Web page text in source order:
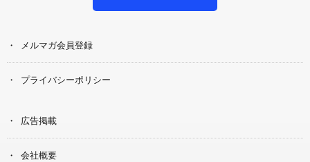
メルマガ会員登録
プライバシーポリシー
広告掲載
会社概要